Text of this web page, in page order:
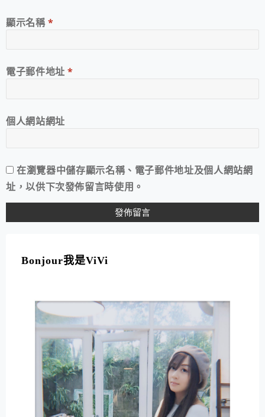
顯示名稱*
電子郵件地址*
個人網站網址
在瀏覽器中儲存顯示名稱、電子郵件地址及個人網站網
址，以供下次發佈留言時使用。
Bonjour我是ViVi